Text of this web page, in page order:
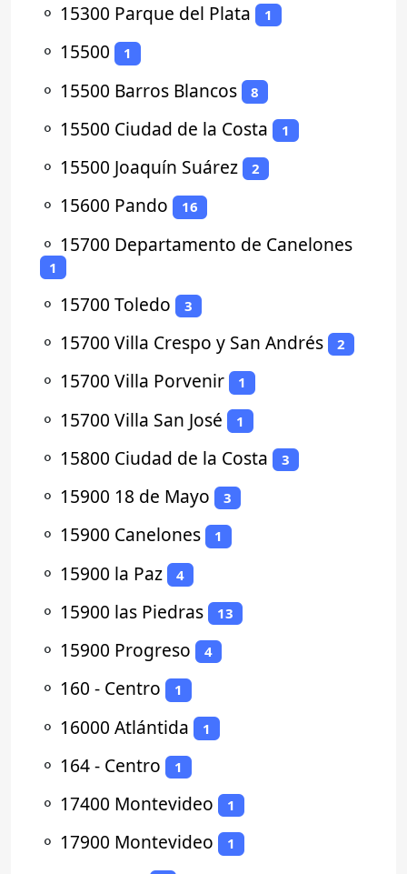
⚬ 15300 Parque del Plata 1
⚬ 15500 1
⚬ 15500 Barros Blancos 8
⚬ 15500 Ciudad de la Costa 1
⚬ 15500 Joaquín Suárez 2
⚬ 15600 Pando 16
⚬ 15700 Departamento de Canelones
1
⚬ 15700 Toledo 3
⚬ 15700 Villa Crespo y San Andrés 2
⚬ 15700 Villa Porvenir 1
⚬ 15700 Villa San José 1
⚬ 15800 Ciudad de la Costa 3
⚬ 15900 18 de Mayo 3
⚬ 15900 Canelones 1
⚬ 15900 la Paz 4
⚬ 15900 las Piedras 13
⚬ 15900 Progreso 4
⚬ 160 - Centro 1
⚬ 16000 Atlántida 1
⚬ 164 - Centro 1
⚬ 17400 Montevideo 1
⚬ 17900 Montevideo 1